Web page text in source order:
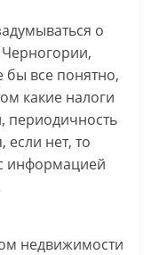
о
бы все понятно,
какие налоги
периодичность
если нет, то
информацией
недвижимости